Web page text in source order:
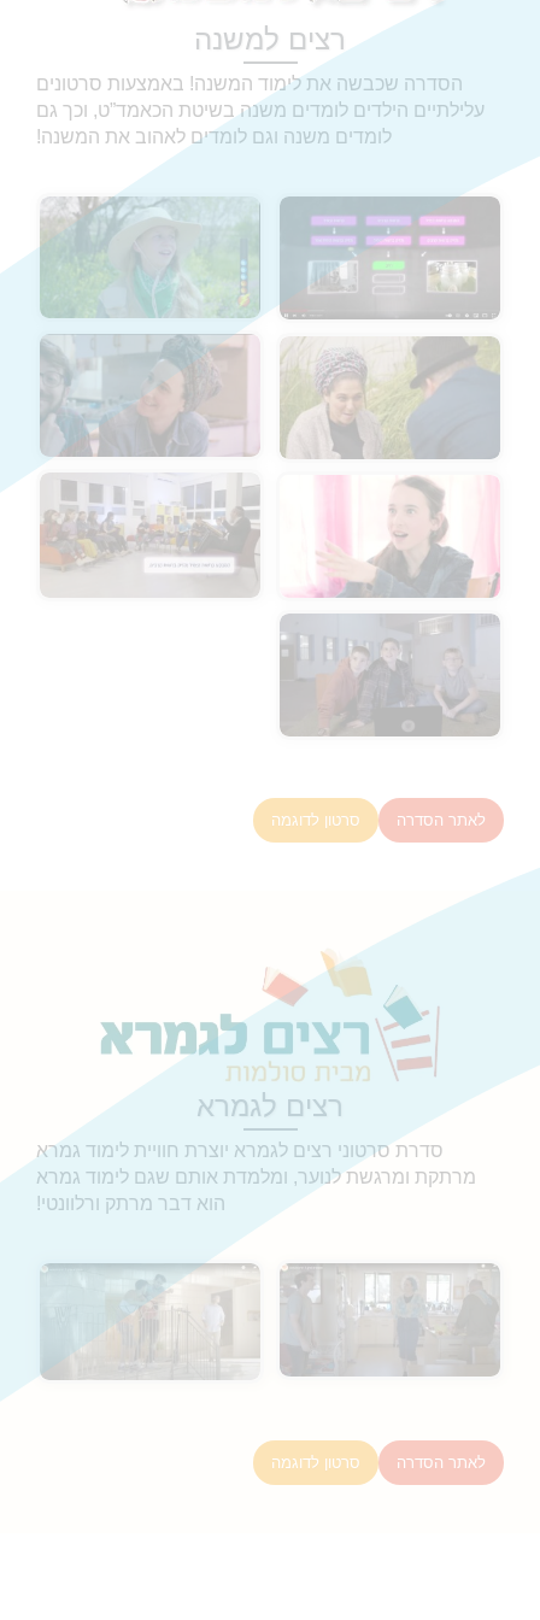
רצים למשנה
הסדרה שכבשה את לימוד המשנה! באמצעות סרטונים
עלילתיים הילדים לומדים משנה בשיטת הכאמד”ט, וכך גם
לומדים משנה וגם לומדים לאהוב את המשנה!
לאתר הסדרה סרטון לדוגמה
רצים לגמרא
סדרת סרטוני רצים לגמרא יוצרת חוויית לימוד גמרא
מרתקת ומרגשת לנוער, ומלמדת אותם שגם לימוד גמרא
הוא דבר מרתק ורלוונטי!
לאתר הסדרה סרטון לדוגמה